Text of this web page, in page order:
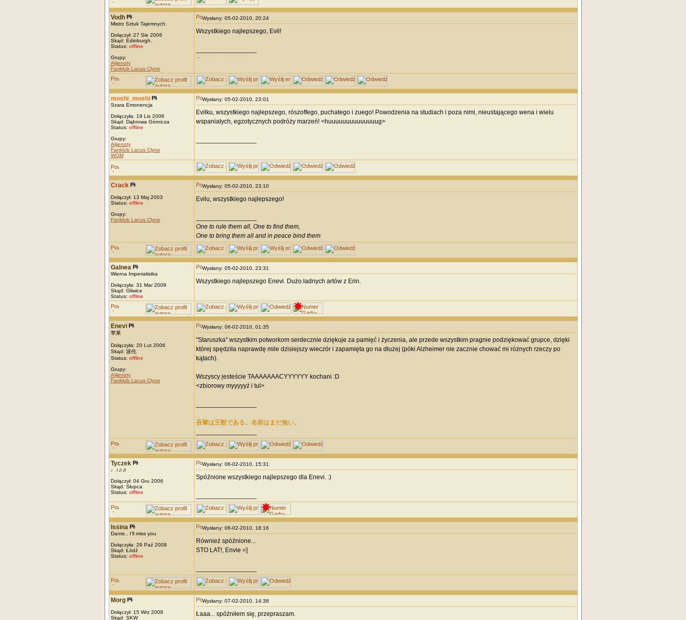
Vodh
Mistrz Sztuk Tajemnych.
Dołączył: 27 Sie 2006
Skąd: Edinburgh.
Status: offline
Grupy:
Alijenoty
Fanklub Lacus Clyne
Wysłany: 05-02-2010, 20:24
Wszystkiego najlepszego, Evil!
...
moshi_moshi
Szara Emonencja
Dołączyła: 19 Lis 2006
Skąd: Dąbrowa Górnicza
Status: offline
Grupy:
Alijenoty
Fanklub Lacus Clyne
WOM
Wysłany: 05-02-2010, 23:01
Evilku, wszystkiego najlepszego, rószoffego, puchatego i zuego! Powodzenia na studiach i poza nimi, nieustającego wena i wielu
wspaniałych, egzotycznych podróży marzeń! <huuuuuuuuuuuuuug>
Crack
Dołączył: 13 Maj 2003
Status: offline
Grupy:
Fanklub Lacus Clyne
Wysłany: 05-02-2010, 23:10
Evilu, wszystkiego najlepszego!
One to rule them all, One to find them,
One to bring them all and in peace bind them
Galnea
Wierna Imperialistka
Dołączyła: 31 Mar 2009
Skąd: Gliwice
Status: offline
Wysłany: 05-02-2010, 23:31
Wszystkiego najlepszego Enevi. Dużo ładnych artów z Erin.
Enevi
苹果
Dołączyła: 20 Lut 2006
Skąd: 波伦
Status: offline
Grupy:
Alijenoty
Fanklub Lacus Clyne
Wysłany: 06-02-2010, 01:35
"Staruszka" wszystkim potworkom serdecznie dziękuje za pamięć i życzenia, ale przede wszystkim pragnie podziękować grupce, dzięki
której spędziła naprawdę mile dzisiejszy wieczór i zapamięta go na dłużej (póki Alzheimer nie zacznie chować mi różnych rzeczy po
kątach).
Wszyscy jesteście TAAAAAAACYYYYYY kochani :D
<zbiorowy myyyyyź i tul>
吾輩は王獣である。名前はまだ無い。
Tyczek
♩♪♫♬
Dołączył: 04 Gru 2006
Skąd: Słupca
Status: offline
Wysłany: 06-02-2010, 15:31
Spóźnione wszystkiego najlepszego dla Enevi. :)
Issina
Dante.. I'll miss you
Dołączyła: 29 Paź 2008
Skąd: Łódź
Status: offline
Wysłany: 06-02-2010, 18:16
Również spóźnione...
STO LAT!, Envie =]
Morg
Dołączył: 15 Wrz 2008
Skąd: SKW
Wysłany: 07-02-2010, 14:38
Łaaa... spóźniłem się, przepraszam.